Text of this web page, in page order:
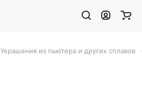
Украшения из пьютера и других сплавов